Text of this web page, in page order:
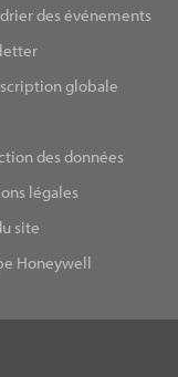
des événements
globale
des données
légales
site
Honeywell